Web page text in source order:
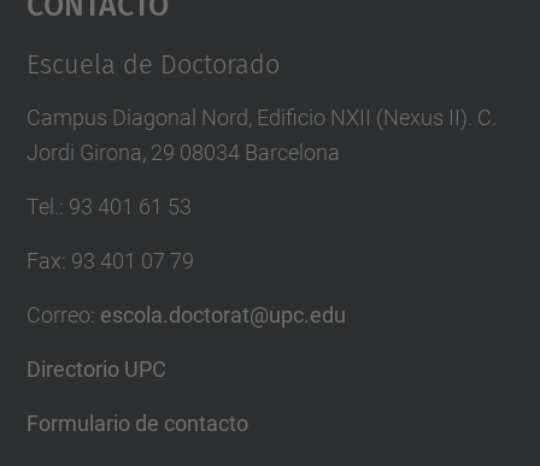
Escuela de Doctorado
Campus Diagonal Nord, Edificio NXII (Nexus II). C.
Jordi Girona, 29 08034 Barcelona
Tel.: 93 401 61 53
Fax: 93 401 07 79
Correo: escola.doctorat@upc.edu
Directorio UPC
Formulario de contacto